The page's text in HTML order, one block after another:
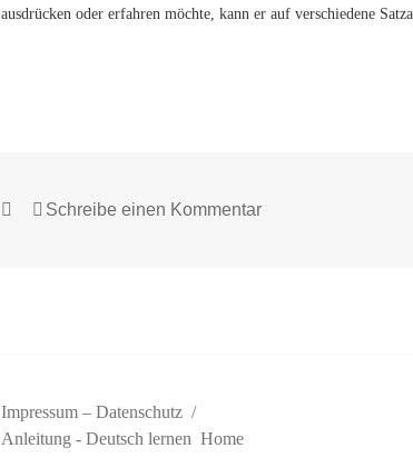
ausdrücken oder erfahren möchte, kann er auf verschiedene
Veröffentlicht
Schreibe einen Kommentarzu Konzessivsätze
Impressum – Datenschutz
Anleitung - Deutsch lernen Home